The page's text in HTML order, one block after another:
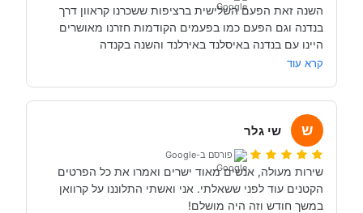
להתקמצן....
קרא עוד
ש שי גלר
פורסם ב-Google
במשך חודש וזה היה מושלם!